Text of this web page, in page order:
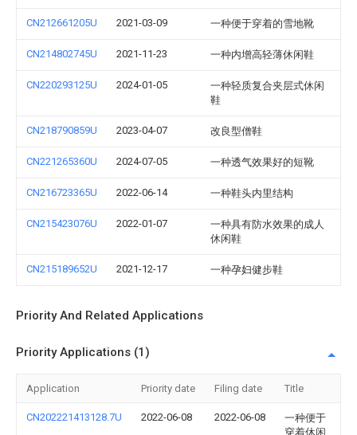
CN212661205U 2021-03-09 一种便于穿着的雪地靴
CN214802745U 2021-11-23 一种内增高轻薄休闲鞋
CN220293125U 2024-01-05
一种轻质复合夹层式休闲
鞋
CN218790859U 2023-04-07 改良型僧鞋
CN221265360U 2024-07-05 一种透气效果好的短靴
CN216723365U 2022-06-14 一种鞋头内里结构
CN215423076U 2022-01-07
一种具有防水效果的成人
休闲鞋
CN215189652U 2021-12-17 一种孕妇健步鞋
Priority And Related Applications
Priority Applications (1)
Application Priority date Filing date Title
CN202221413128.7U 2022-06-08 2022-06-08
一种便于
穿着休闲